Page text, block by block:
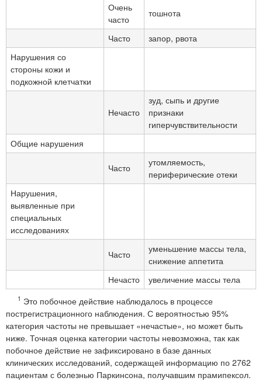
Очень
часто
тошнота
Часто
запор, рвота
Нарушения со
стороны кожи и
подкожной клетчатки
Нечасто
зуд, сыпь и другие
признаки
гиперчувствительности
Общие нарушения
Часто
утомляемость,
периферические отеки
Нарушения,
выявленные при
специальных
исследованиях
Часто
уменьшение массы тела,
снижение аппетита
Нечасто
увеличение массы тела
1 Это побочное действие наблюдалось в процессе
пострегистрационного наблюдения. С вероятностью 95%
категория частоты не превышает «нечастые», но может быть
ниже. Точная оценка категории частоты невозможна, так как
побочное действие не зафиксировано в базе данных
клинических исследований, содержащей информацию по 2762
пациентам с болезнью Паркинсона, получавшим прамипексол.